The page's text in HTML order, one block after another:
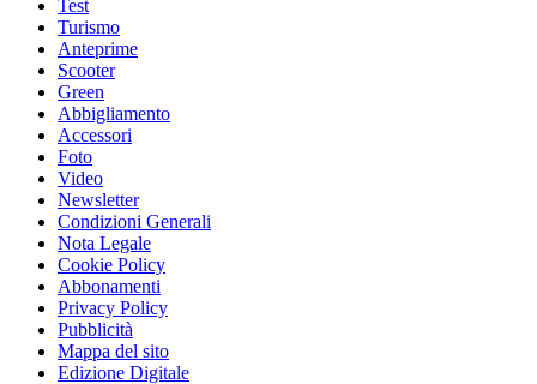
Test
Turismo
Anteprime
Scooter
Green
Abbigliamento
Accessori
Foto
Video
Newsletter
Condizioni Generali
Nota Legale
Cookie Policy
Abbonamenti
Privacy Policy
Pubblicità
Mappa del sito
Edizione Digitale